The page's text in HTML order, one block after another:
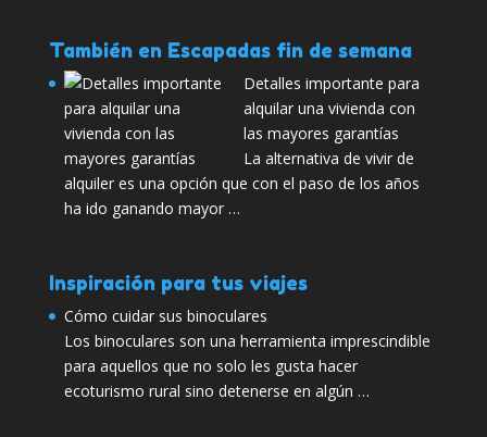
También en Escapadas fin de semana
Detalles importante para
alquilar una vivienda con
las mayores garantías
La alternativa de vivir de
alquiler es una opción que con el paso de los años
ha ido ganando mayor …
Inspiración para tus viajes
Cómo cuidar sus binoculares
Los binoculares son una herramienta imprescindible
para aquellos que no solo les gusta hacer
ecoturismo rural sino detenerse en algún …